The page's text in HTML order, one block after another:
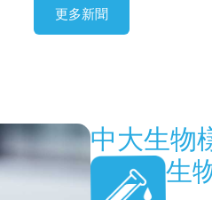
更多新聞
中大生物
生